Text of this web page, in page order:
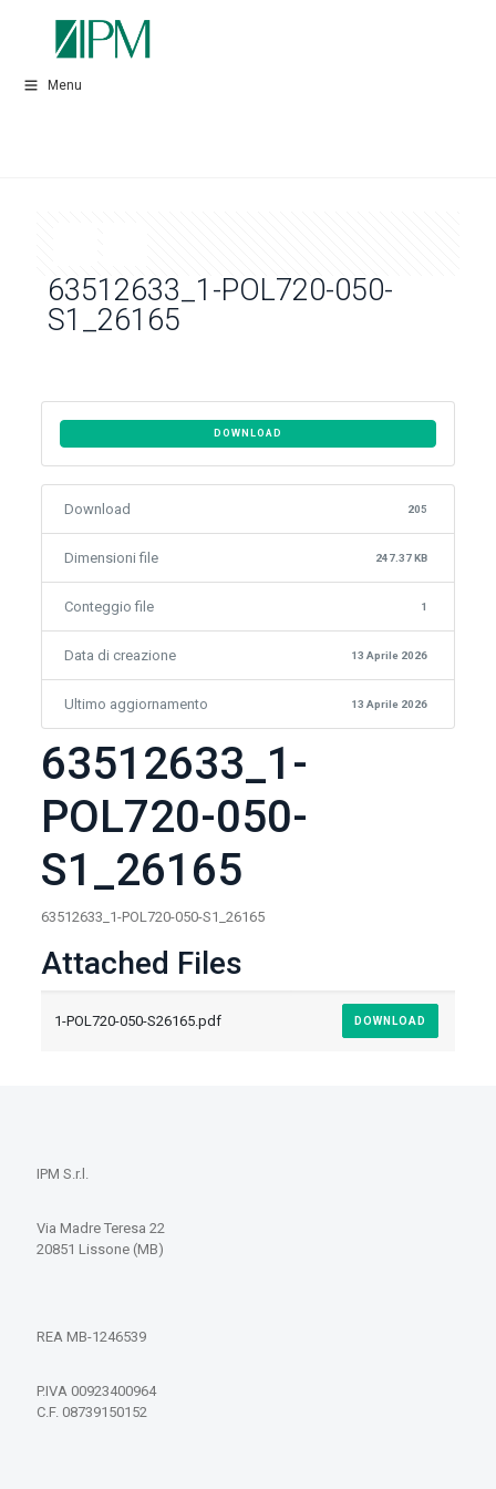
Menu
63512633_1-POL720-050-
S1_26165
DOWNLOAD
Download 205
Dimensioni file 247.37 KB
Conteggio file 1
Data di creazione 13 Aprile 2026
Ultimo aggiornamento 13 Aprile 2026
63512633_1-
POL720-050-
S1_26165
63512633_1-POL720-050-S1_26165
Attached Files
1-POL720-050-S26165.pdf DOWNLOAD
IPM S.r.l.
Via Madre Teresa 22
20851 Lissone (MB)
REA MB-1246539
P.IVA 00923400964
C.F. 08739150152